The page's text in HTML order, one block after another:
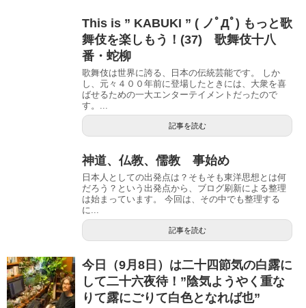
This is ” KABUKI ” ( ノﾟДﾟ) もっと歌
舞伎を楽しもう！(37) 歌舞伎十八
番・蛇柳
歌舞伎は世界に誇る、日本の伝統芸能です。 しか
し、元々４００年前に登場したときには、大衆を喜
ばせるための一大エンターテイメントだったので
す。...
記事を読む
神道、仏教、儒教 事始め
日本人としての出発点は？そもそも東洋思想とは何
だろう？という出発点から、ブログ刷新による整理
は始まっています。 今回は、その中でも整理する
に...
記事を読む
今日（9月8日）は二十四節気の白露に
して二十六夜待！”陰気ようやく重な
りて露にごりて白色となれば也”